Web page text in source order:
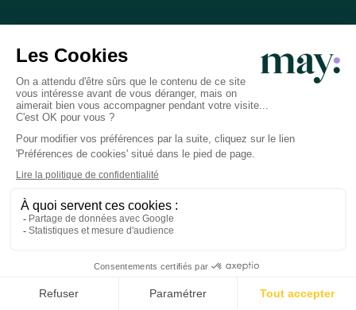
Bienveillance
De l'écoute et jamais de jugement. C'est déjà
assez compliqué d'être parent !